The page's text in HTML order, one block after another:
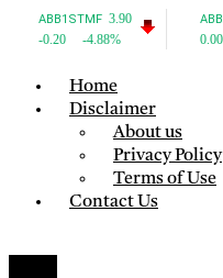
Home
Disclaimer
About us
Privacy Policy
Terms of Use
Contact Us